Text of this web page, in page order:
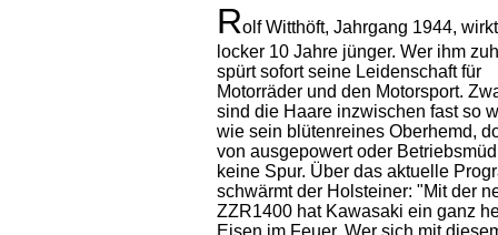
Rolf Witthöft, Jahrgang 1944, wirkt
locker 10 Jahre jünger. Wer ihm
spürt sofort seine Leidenschaft für
Motorräder und den Motorsport.
sind die Haare inzwischen fast so
wie sein blütenreines Oberhemd,
von ausgepowert oder
keine Spur. Über das aktuelle
schwärmt der Holsteiner: "Mit der
ZZR1400 hat Kawasaki ein ganz
Eisen im Feuer. Wer sich mit